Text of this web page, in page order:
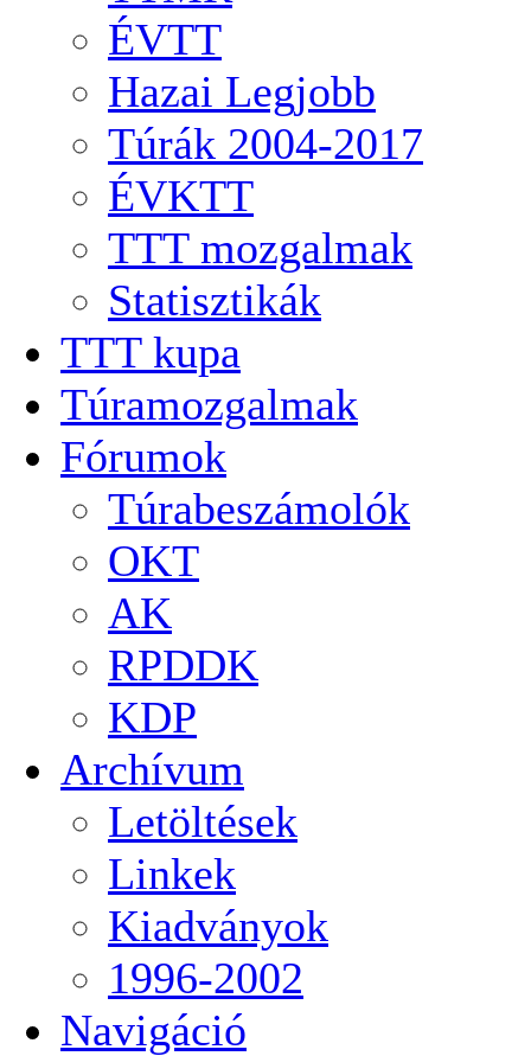
ÉVTT
Hazai Legjobb
Túrák 2004-2017
ÉVKTT
TTT mozgalmak
Statisztikák
TTT kupa
Túramozgalmak
Fórumok
Túrabeszámolók
OKT
AK
RPDDK
KDP
Archívum
Letöltések
Linkek
Kiadványok
1996-2002
Navigáció